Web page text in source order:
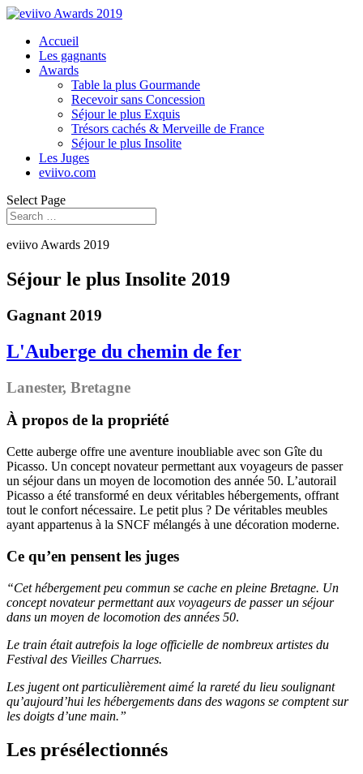
Accueil
Les gagnants
Awards
Table la plus Gourmande
Recevoir sans Concession
Séjour le plus Exquis
Trésors cachés & Merveille de France
Séjour le plus Insolite
Les Juges
eviivo.com
Select Page
eviivo Awards 2019
Séjour le plus Insolite 2019
Gagnant 2019
L'Auberge du chemin de fer
Lanester, Bretagne
À propos de la propriété
Cette auberge offre une aventure inoubliable avec son Gîte du
Picasso. Un concept novateur permettant aux voyageurs de passer
un séjour dans un moyen de locomotion des année 50. L’autorail
Picasso a été transformé en deux véritables hébergements, offrant
tout le confort nécessaire. Le petit plus ? De véritables meubles
ayant appartenus à la SNCF mélangés à une décoration moderne.
Ce qu’en pensent les juges
“Cet hébergement peu commun se cache en pleine Bretagne. Un
concept novateur permettant aux voyageurs de passer un séjour
dans un moyen de locomotion des années 50.
Le train était autrefois la loge officielle de nombreux artistes du
Festival des Vieilles Charrues.
Les jugent ont particulièrement aimé la rareté du lieu soulignant
qu’aujourd’hui les hébergements dans des wagons se comptent sur
les doigts d’une main.”
Les présélectionnés